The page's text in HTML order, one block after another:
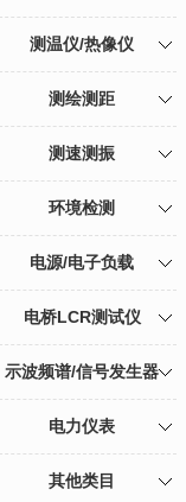
测温仪/热像仪
测绘测距
测速测振
环境检测
电源/电子负载
电桥LCR测试仪
示波频谱/信号发生器
电力仪表
其他类目